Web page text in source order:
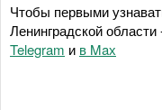
Чтобы первыми
Ленинградской
Telegram и в Maх